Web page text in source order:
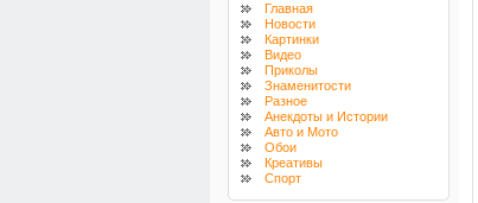
Главная
Новости
Картинки
Видео
Приколы
Знаменитости
Разное
Анекдоты и Истории
Авто и Мото
Обои
Креативы
Спорт